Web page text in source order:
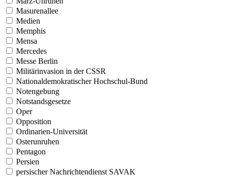
Masurenallee
Medien
Memphis
Mensa
Mercedes
Messe Berlin
Militärinvasion in der CSSR
Nationaldemokratischer Hochschul-Bund
Notengebung
Notstandsgesetze
Oper
Opposition
Ordinarien-Universität
Osterunruhen
Pentagon
Persien
persischer Nachrichtendienst SAVAK